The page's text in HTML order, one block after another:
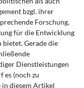
bzgl. ihrer
Forschung,
für die Entwicklung
Gerade die
Dienstleistungen
es (noch zu
in diesem Artikel